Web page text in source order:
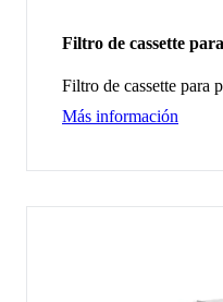
Filtro de cassette
Filtro de cassette para
Más información